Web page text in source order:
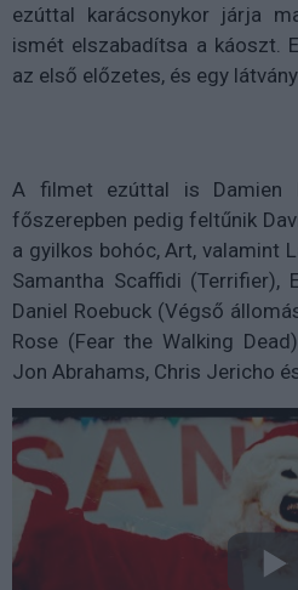
ezúttal karácsonykor járja
ismét elszabadítsa a káoszt.
az első előzetes, és egy
A filmet ezúttal is Damien
főszerepben pedig feltűnik
a gyilkos bohóc, Art, valamint
Samantha Scaffidi (Terrifier),
Daniel Roebuck (Végső
Rose (Fear the Walking
Jon Abrahams, Chris Jericho